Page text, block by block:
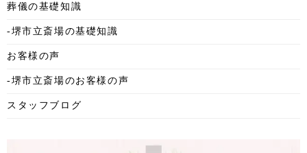
葬儀の基礎知識
-堺市立斎場の基礎知識
お客様の声
-堺市立斎場のお客様の声
スタッフブログ